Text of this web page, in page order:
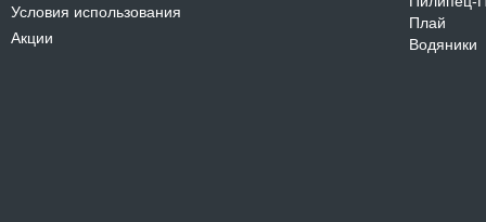
Условия использования
Акции
Плай
Водяники